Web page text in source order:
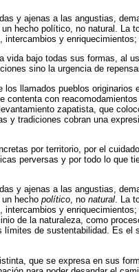
y ajenas a las angustias,
hecho político, no natural. La
y
bajo todas sus formas, al
sino la urgencia de
llamados pueblos
con
zapatista, que
y tradiciones cobran una
por territorio, por el
perversas y por todo lo que
y ajenas a las angustias,
hecho político, no natural. La
y
de la naturaleza, como
de sustentabilidad. Es
que se expresa en sus